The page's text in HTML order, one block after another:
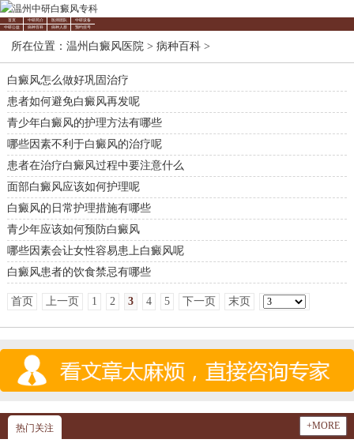
首页 中研简介 医师团队
中研设备
中研公益
病种百科 病种人群 预约挂号
所在位置： 温州白癜风医院 > 病种百科 >
白癜风怎么做好巩固治疗
患者如何避免白癜风再发呢
青少年白癜风的护理方法有哪些
哪些因素不利于白癜风的治疗呢
患者在治疗白癜风过程中要注意什么
面部白癜风应该如何护理呢
白癜风的日常护理措施有哪些
青少年应该如何预防白癜风
哪些因素会让女性容易患上白癜风呢
白癜风患者的饮食禁忌有哪些
首页 上一页 1 2 3 4 5 下一页 末页
热门关注 +MORE